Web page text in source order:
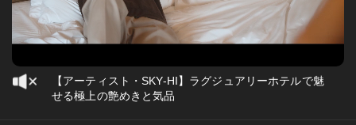
【アーティスト・SKY-HI】ラグジュアリーホテルで魅
せる極上の艶めきと気品